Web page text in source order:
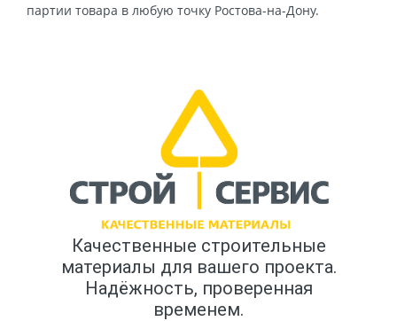
партии товара в любую точку Ростова-на-Дону.
Качественные строительные
материалы для вашего проекта.
Надёжность, проверенная
временем.